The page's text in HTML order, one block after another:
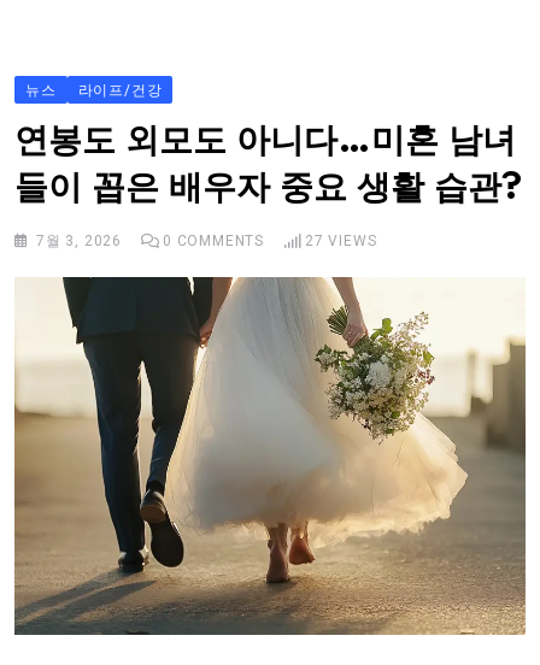
뉴스 라이프/건강
연봉도 외모도 아니다…미혼 남녀
들이 꼽은 배우자 중요 생활 습관?
7월 3, 2026 0 COMMENTS 27 VIEWS